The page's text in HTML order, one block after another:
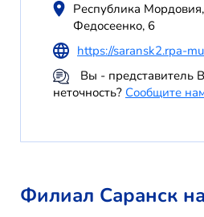
Республика
Федосеенко, 6
https://saransk2.rpa-
Вы - представитель
неточность? Сообщите
Филиал Саранск